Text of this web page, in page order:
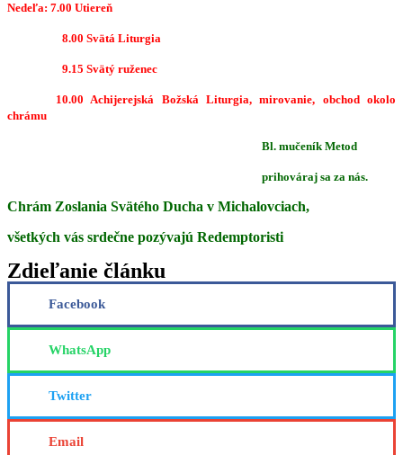
Nedeľa: 7.00 Utiereň
8.00 Svätá Liturgia
9.15 Svätý ruženec
10.00 Achijerejská Božská Liturgia, mirovanie, obchod okolo
chrámu
Bl. mučeník Metod
prihováraj sa za nás.
Chrám Zoslania Svätého Ducha v Michalovciach,
všetkých vás srdečne pozývajú Redemptoristi
Zdieľanie článku
Facebook
WhatsApp
Twitter
Email